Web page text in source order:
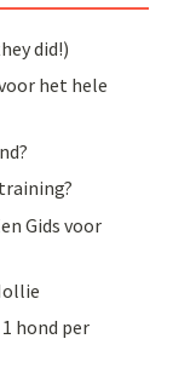
did!)
het hele
Gids voor
hond per